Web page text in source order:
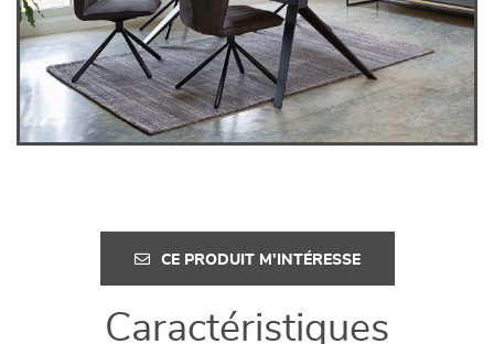
CE PRODUIT M'INTÉRESSE
Caractéristiques